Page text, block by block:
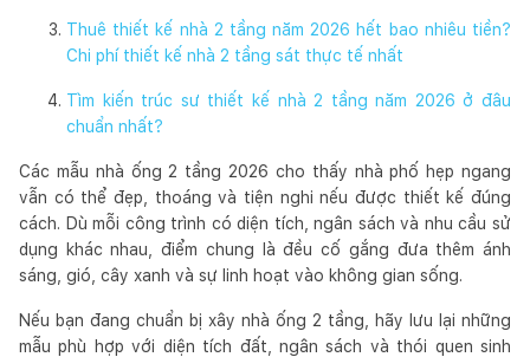
Thuê thiết kế nhà 2 tầng năm 2026 hết bao nhiêu tiền?
Chi phí thiết kế nhà 2 tầng sát thực tế nhất
Tìm kiến trúc sư thiết kế nhà 2 tầng năm 2026 ở đâu
chuẩn nhất?
Các mẫu nhà ống 2 tầng 2026 cho thấy nhà phố hẹp ngang
vẫn có thể đẹp, thoáng và tiện nghi nếu được thiết kế đúng
cách. Dù mỗi công trình có diện tích, ngân sách và nhu cầu sử
dụng khác nhau, điểm chung là đều cố gắng đưa thêm ánh
sáng, gió, cây xanh và sự linh hoạt vào không gian sống.
Nếu bạn đang chuẩn bị xây nhà ống 2 tầng, hãy lưu lại những
mẫu phù hợp với diện tích đất, ngân sách và thói quen sinh